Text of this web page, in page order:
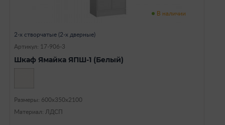
В наличии
2-х створчатые (2-х дверные)
Артикул: 17-906-3
Шкаф Ямайка ЯПШ-1 (Белый)
Размеры: 600х350х2100
Материал: ЛДСП